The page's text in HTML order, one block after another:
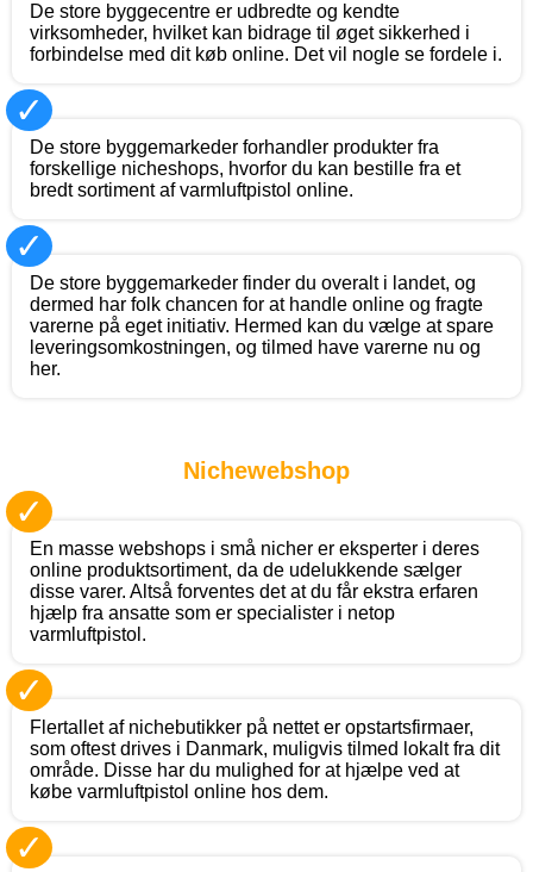
De store byggecentre er udbredte og kendte
virksomheder, hvilket kan bidrage til øget sikkerhed i
forbindelse med dit køb online. Det vil nogle se fordele i.
✓
De store byggemarkeder forhandler produkter fra
forskellige nicheshops, hvorfor du kan bestille fra et
bredt sortiment af varmluftpistol online.
✓
De store byggemarkeder finder du overalt i landet, og
dermed har folk chancen for at handle online og fragte
varerne på eget initiativ. Hermed kan du vælge at spare
leveringsomkostningen, og tilmed have varerne nu og
her.
Nichewebshop
✓
En masse webshops i små nicher er eksperter i deres
online produktsortiment, da de udelukkende sælger
disse varer. Altså forventes det at du får ekstra erfaren
hjælp fra ansatte som er specialister i netop
varmluftpistol.
✓
Flertallet af nichebutikker på nettet er opstartsfirmaer,
som oftest drives i Danmark, muligvis tilmed lokalt fra dit
område. Disse har du mulighed for at hjælpe ved at
købe varmluftpistol online hos dem.
✓